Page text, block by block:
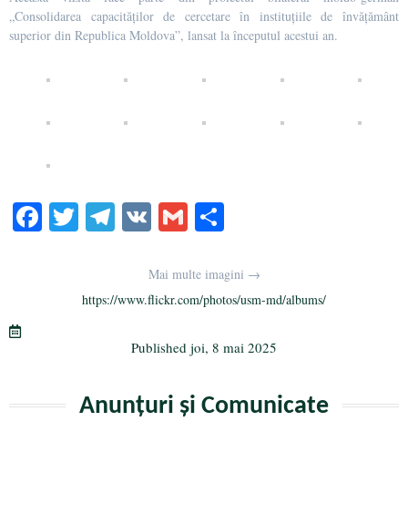
„Consolidarea capacităților de cercetare în instituțiile de învățământ
superior din Republica Moldova”, lansat la începutul acestui an.
Fa T
r
Te
a
m
V G
ailaj
ea
ză
Mai multe imagini →
https://www.flickr.com/photos/usm-md/albums/
Published joi, 8 mai 2025
Anunțuri și Comunicate